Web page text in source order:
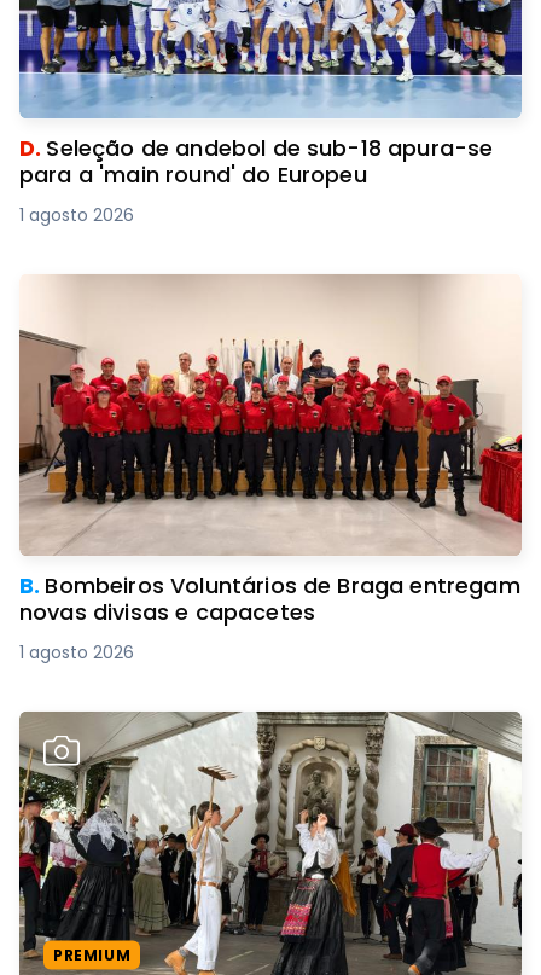
D. Seleção de andebol de sub-18 apura-se
para a 'main round' do Europeu
1 agosto 2026
B. Bombeiros Voluntários de Braga entregam
novas divisas e capacetes
1 agosto 2026
PREMIUM